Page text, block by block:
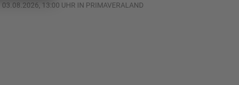
03.08.2026, 13:00 UHR IN PRIMAVERALAND